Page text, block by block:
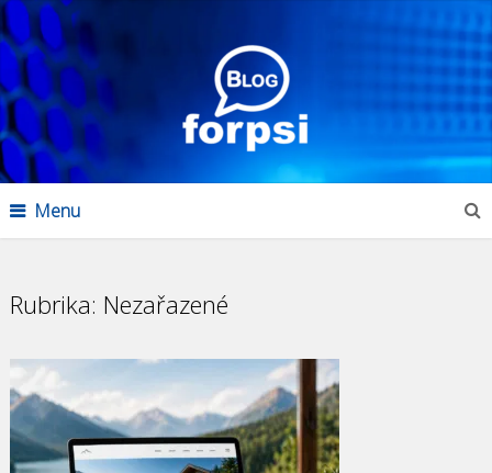
Menu
Rubrika: Nezařazené